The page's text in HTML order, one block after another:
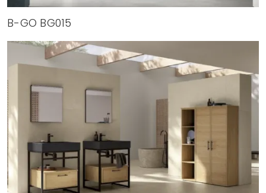
B-GO BG015